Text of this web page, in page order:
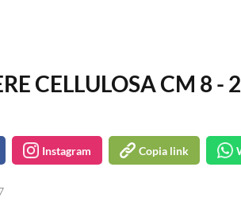
CELLULOSA CM 8 -
Instagram Copia link